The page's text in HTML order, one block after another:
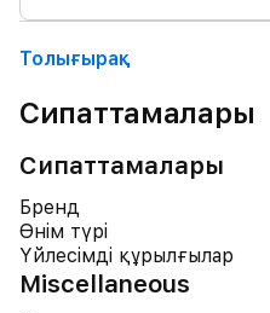
Толығырақ
Сипаттамалары
Сипаттамалары
Бренд
Өнім түрі
Үйлесімді құрылғылар
Miscellaneous